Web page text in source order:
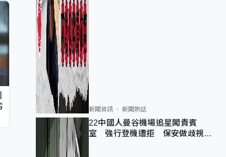
新聞資訊 新聞熱話
22中國人曼谷機場追星闖貴賓
室 強行登機遭拒 保安做歧視手